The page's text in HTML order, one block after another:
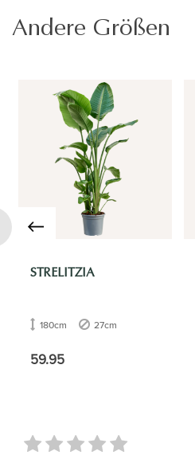
Andere Größen
STRELITZIA
180cm 27cm
59.95